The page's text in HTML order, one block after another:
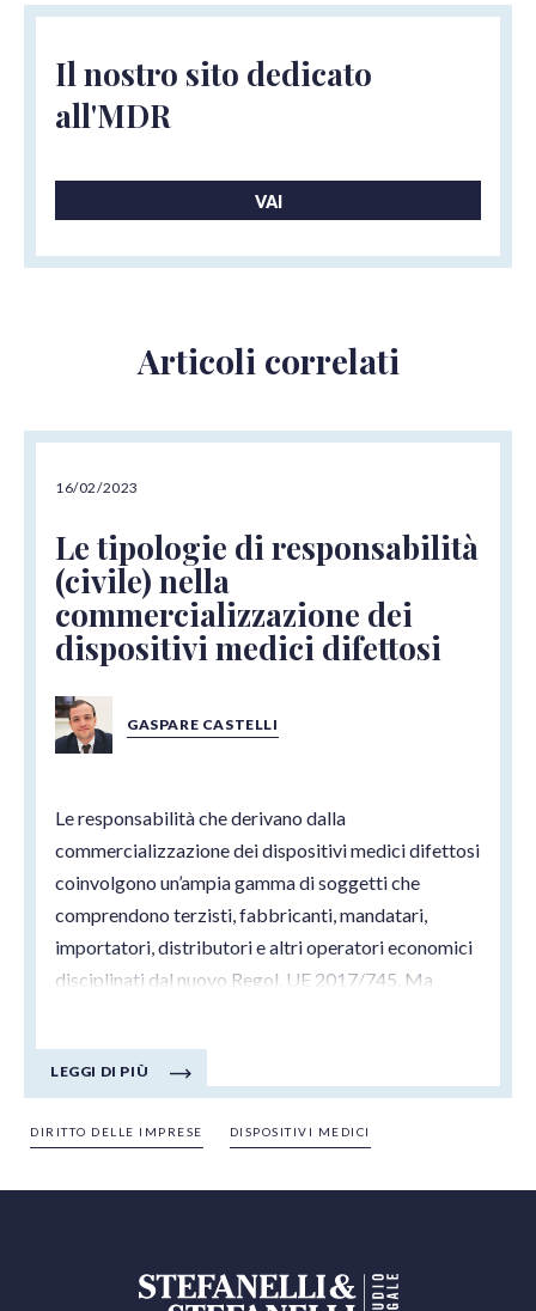
Il nostro sito dedicato
all'MDR
VAI
Articoli correlati
16/02/2023
Le tipologie di responsabilità
(civile) nella
commercializzazione dei
dispositivi medici difettosi
GASPARE CASTELLI
Le responsabilità che derivano dalla
commercializzazione dei dispositivi medici difettosi
coinvolgono un’ampia gamma di soggetti che
comprendono terzisti, fabbricanti, mandatari,
importatori, distributori e altri operatori economici
disciplinati dal nuovo Regol. UE 2017/745. Ma
caso di commercializzazione di un DM difettoso?
LEGGI DI PIÙ
DIRITTO DELLE IMPRESE DISPOSITIVI MEDICI